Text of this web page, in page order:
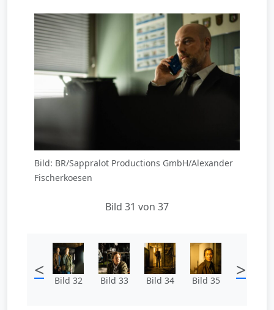
Bild: BR/Sappralot Productions GmbH/Alexander
Fischerkoesen
Bild 31 von 37
< Bild 32 Bild 33 Bild 34 Bild 35 >